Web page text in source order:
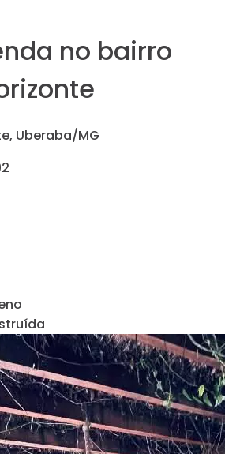
no bairro
Uberaba/MG